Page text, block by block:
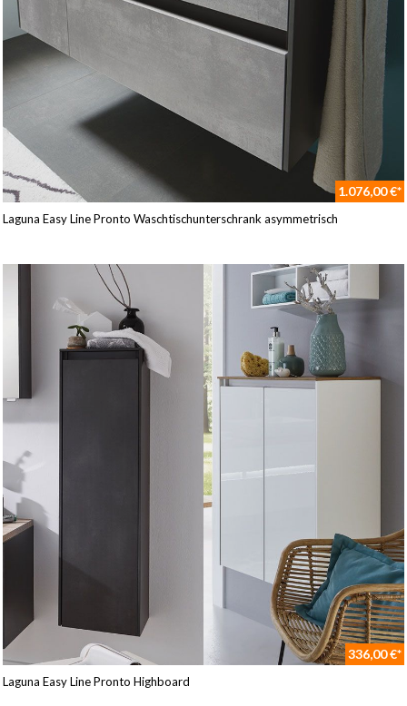
1.076,00 €*
Laguna Easy Line Pronto Waschtischunterschrank asymmetrisch
336,00 €*
Laguna Easy Line Pronto Highboard